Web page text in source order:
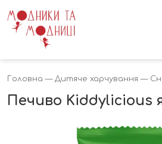
Головна — Дитяче харчування —
Печиво Kiddylicious